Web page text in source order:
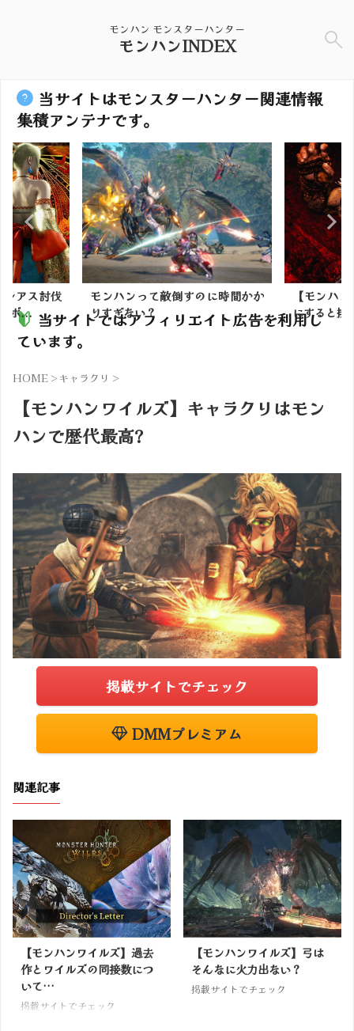
モンハン モンスターハンター
モンハンINDEX
当サイトはモンスターハンター関連情報
集積アンテナです。
アス討伐
ボ...
モンハンって敵倒すのに時間かか
りすぎない？
【モンハ
にすると排
当サイトではアフィリエイト広告を利用し
ています。
HOME >キャラクリ >
【モンハンワイルズ】キャラクリはモン
ハンで歴代最高?
掲載サイトでチェック
DMMプレミアム
関連記事
【モンハンワイルズ】過去
作とワイルズの同接数につ
いて…
掲載サイトでチェック
【モンハンワイルズ】弓は
そんなに火力出ない？
掲載サイトでチェック